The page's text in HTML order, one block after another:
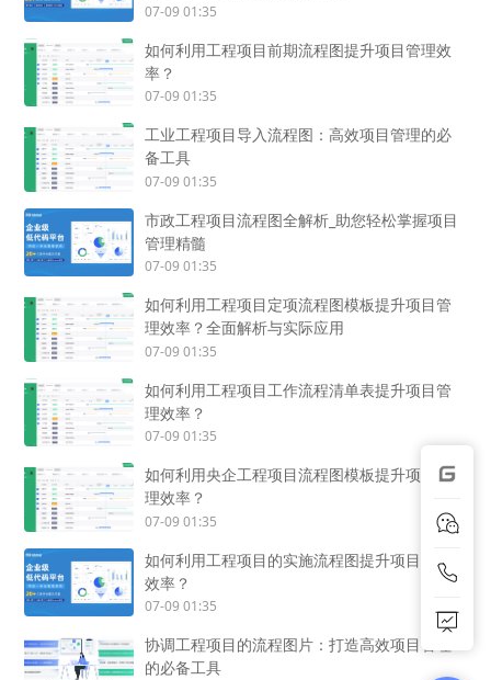
07-09 01:35
如何利用工程项目前期流程图提升项目管理效
率？
07-09 01:35
工业工程项目导入流程图：高效项目管理的必
备工具
07-09 01:35
市政工程项目流程图全解析_助您轻松掌握项目
管理精髓
07-09 01:35
如何利用工程项目定项流程图模板提升项目管
理效率？全面解析与实际应用
07-09 01:35
如何利用工程项目工作流程清单表提升项目管
理效率？
07-09 01:35
如何利用央企工程项目流程图模板提升项目管
理效率？
07-09 01:35
如何利用工程项目的实施流程图提升项目管理
效率？
07-09 01:35
协调工程项目的流程图片：打造高效项目管理
的必备工具